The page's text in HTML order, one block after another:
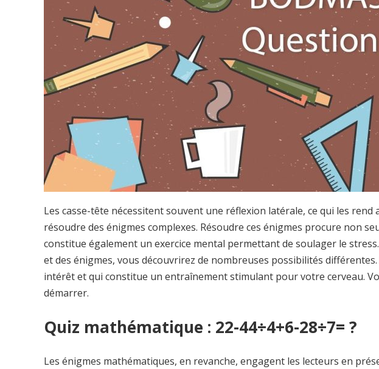
Les casse-tête nécessitent souvent une réflexion latérale, ce qui les
résoudre des énigmes complexes. Résoudre ces énigmes procure non
constitue également un exercice mental permettant de soulager le
et des énigmes, vous découvrirez de nombreuses possibilités
intérêt et qui constitue un entraînement stimulant pour votre cerveau.
démarrer.
Quiz mathématique : 22-44÷4+6-28÷7= ?
Les énigmes mathématiques, en revanche, engagent les lecteurs en